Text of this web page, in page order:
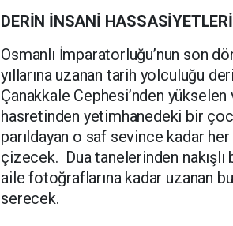
DERİN İNSANİ
Osmanlı İmparatorluğu’nun son
yıllarına uzanan tarih yolculuğu
Çanakkale Cephesi’nden
hasretinden yetimhanedeki bir
parıldayan o saf sevince kadar
çizecek. Dua tanelerinden
aile fotoğraflarına kadar uzanan
serecek.